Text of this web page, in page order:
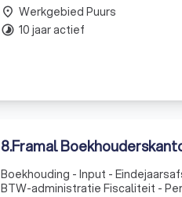
place Werkgebied Puurs
timelapse 10 jaar actief
8.Framal
Boekhouding - Input - Eindejaarsafsluiting - Rapportering - Opstellen en neerleggen van de jaarrekening
BTW-administratie Fiscaliteit - Personenbelasting - Vennootschapsbelasting - Fiscale Controles -